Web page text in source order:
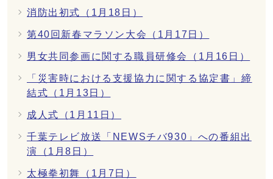
消防出初式（1月18日）
第40回新春マラソン大会（1月17日）
男女共同参画に関する職員研修会（1月16日）
「災害時における支援協力に関する協定書」締
結式（1月13日）
成人式（1月11日）
千葉テレビ放送「NEWSチバ930」への番組出
演（1月8日）
太極拳初舞（1月7日）